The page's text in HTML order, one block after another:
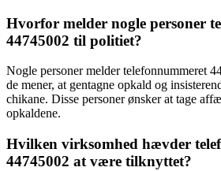
Hvorfor melder nogle personer
44745002 til politiet?
Nogle personer melder telefonnummeret
de mener, at gentagne opkald og
chikane. Disse personer ønsker at tage
opkaldene.
Hvilken virksomhed hævder
44745002 at være tilknyttet?